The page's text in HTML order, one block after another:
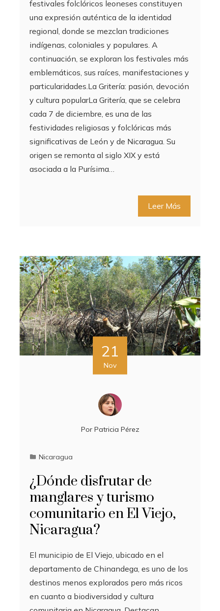
festivales folclóricos leoneses constituyen
una expresión auténtica de la identidad
regional, donde se mezclan tradiciones
indígenas, coloniales y populares. A
continuación, se exploran los festivales más
emblemáticos, sus raíces, manifestaciones y
particularidades.La Gritería: pasión, devoción
y cultura popularLa Gritería, que se celebra
cada 7 de diciembre, es una de las
festividades religiosas y folclóricas más
significativas de León y de Nicaragua. Su
origen se remonta al siglo XIX y está
asociada a la Purísima…
Leer Más
21
Nov
Por Patricia Pérez
Nicaragua
¿Dónde disfrutar de
manglares y turismo
comunitario en El Viejo,
Nicaragua?
El municipio de El Viejo, ubicado en el
departamento de Chinandega, es uno de los
destinos menos explorados pero más ricos
en cuanto a biodiversidad y cultura